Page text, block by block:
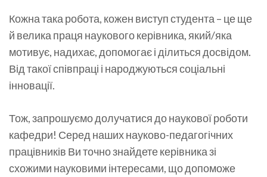
Кожна така робота, кожен виступ студента – це ще
й велика праця наукового керівника, який/яка
мотивує, надихає, допомогає і ділиться досвідом.
Від такої співпраці і народжуються соціальні
інновації.
Тож, запрошуємо долучатися до наукової роботи
кафедри! Серед наших науково-педагогічних
працівників Ви точно знайдете керівника зі
схожими науковими інтересами, що допоможе